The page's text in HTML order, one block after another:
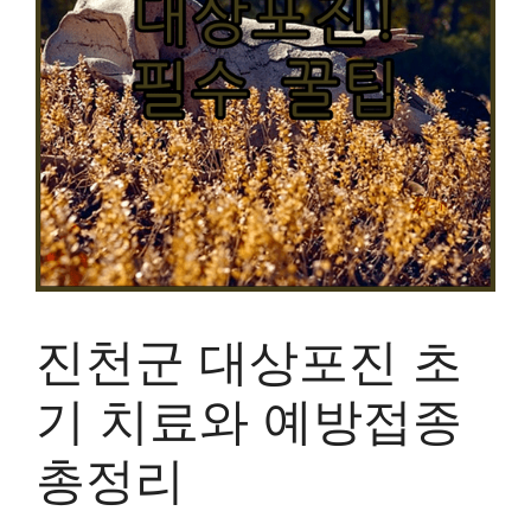
진천군 대상포진 초
기 치료와 예방접종
총정리